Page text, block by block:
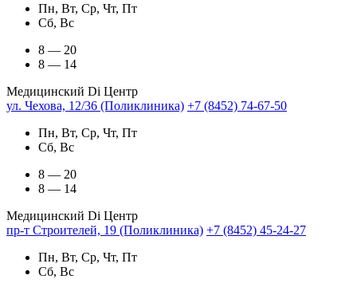
Пн, Вт, Ср, Чт, Пт
Сб, Вс
8 — 20
8 — 14
Медицинский Di Центр
ул. Чехова, 12/36 (Поликлиника) +7 (8452) 74-67-50
Пн, Вт, Ср, Чт, Пт
Сб, Вс
8 — 20
8 — 14
Медицинский Di Центр
пр-т Строителей, 19 (Поликлиника) +7 (8452) 45-24-27
Пн, Вт, Ср, Чт, Пт
Сб, Вс